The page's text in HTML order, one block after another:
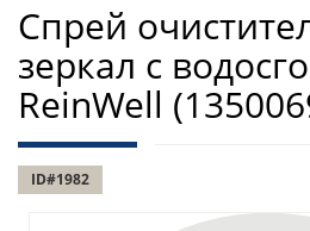
Спрей
зеркал с
ReinWell
ID#1982